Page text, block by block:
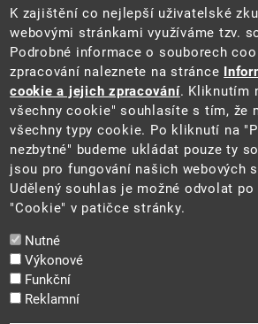
Pro média a veřejnost
Povinně zveřejňované informace
Kontakty
Přistupnost budovy úřadu MŽP
(PDF, 204 kB)
Web
Aktuality
Ochrana osobních údajů
Prohlášení o přístupnosti
Zásady používání cookies
Mapa webu
K zajištění co nejlepší uživatelské
webovými stránkami využíváme tzv.
Podrobné informace o souborech
zpracování naleznete na stránce
cookie a jejich zpracování. Kliknutím
všechny cookie" souhlasíte s tím, že
všechny typy cookie. Po kliknutí na
nezbytné" budeme ukládat pouze ty
jsou pro fungování našich webových
Udělený souhlas je možné odvolat
"Cookie" v patičce stránky.
Nutné
Výkonové
Funkční
Reklamní